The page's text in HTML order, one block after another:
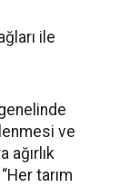
ile
ve
ağırlık
tarım